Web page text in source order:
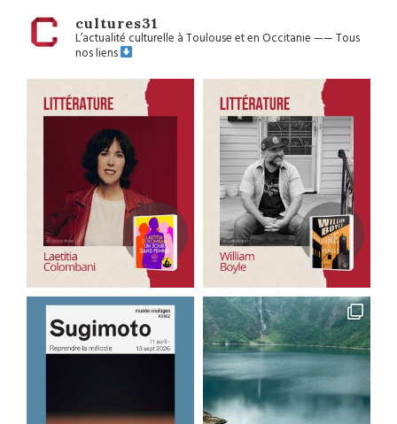
cultures31
L’actualité culturelle à Toulouse et en Occitanie——Tous
nos liens